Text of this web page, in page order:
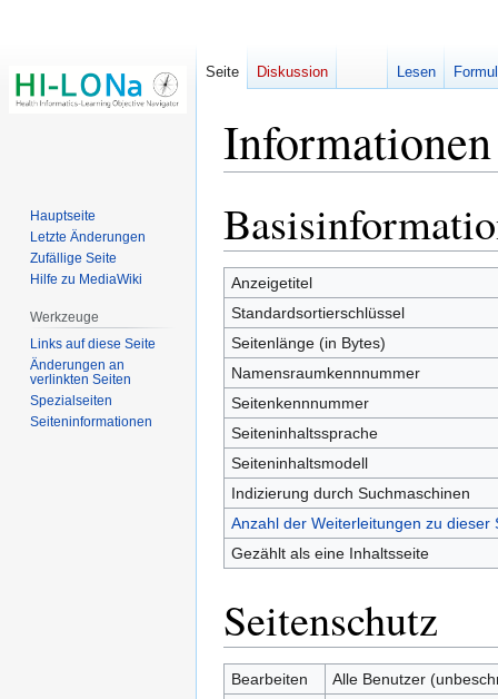
Navigation
springen
Suche
springen
Anzeigetitel
Standardsortierschlüssel
Seitenlänge (in Bytes)
Namensraumkennnummer
Seitenkennnummer
Seiteninhaltssprache
Seiteninhaltsmodell
Indizierung durch Suchmaschinen
Anzahl der Weiterleitungen zu dieser
Gezählt als eine Inhaltsseite
Seitenschutz
Bearbeiten
Alle Benutzer
Seite Diskussion Lesen
Hauptseite
Letzte Änderungen
Zufällige Seite
Hilfe zu MediaWiki
Werkzeuge
Links auf diese Seite
Änderungen an
verlinkten Seiten
Spezialseiten
Seiten­­informationen